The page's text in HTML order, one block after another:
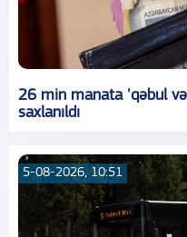
26 min manata 'qəbul
saxlanıldı
5-08-2026, 10:51